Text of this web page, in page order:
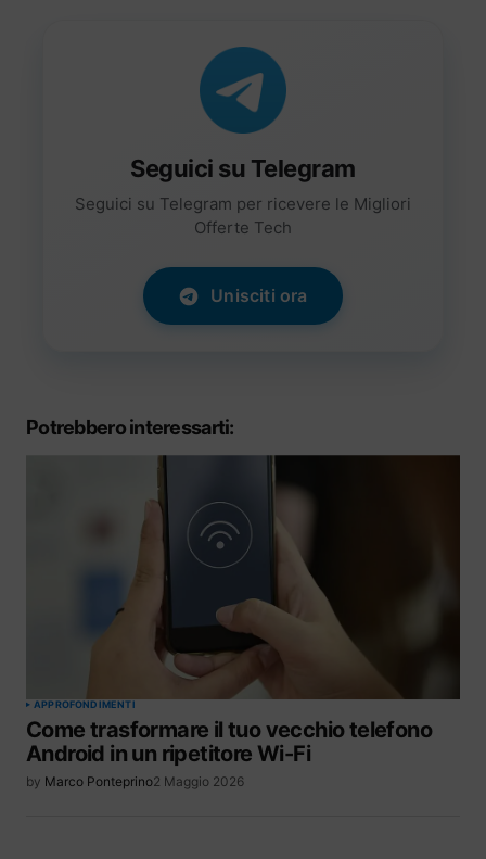
Seguici su Telegram
Seguici su Telegram per ricevere le Migliori
Offerte Tech
Unisciti ora
Potrebbero interessarti:
APPROFONDIMENTI
Come trasformare il tuo vecchio telefono
Android in un ripetitore Wi-Fi
by Marco Ponteprino2 Maggio 2026